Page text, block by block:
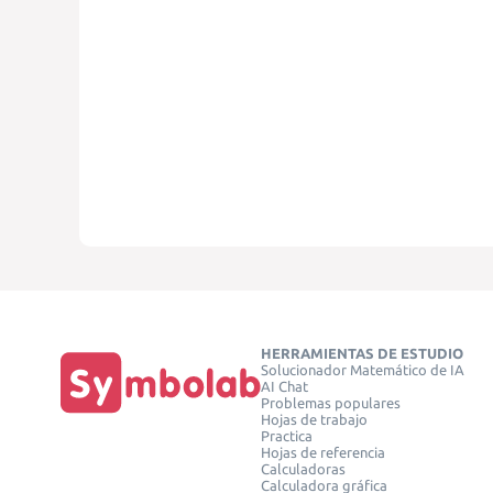
HERRAMIENTAS DE ESTUDIO
Solucionador Matemático de IA
AI Chat
Problemas populares
Hojas de trabajo
Practica
Hojas de referencia
Calculadoras
Calculadora gráfica